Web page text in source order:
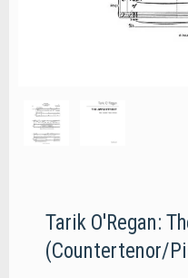
Tarik O'Regan:
(Countertenor/